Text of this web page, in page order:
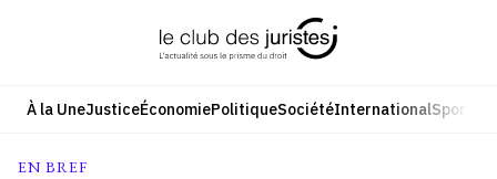
À la UneJusticeÉconomiePolitiqueSociétéInternationalSport
EN BREF